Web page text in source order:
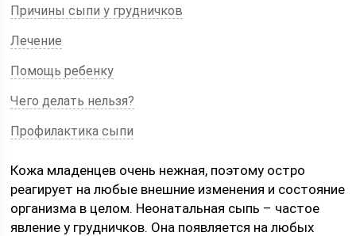
Причины сыпи у грудничков
Лечение
Помощь ребенку
Чего делать нельзя?
Профилактика сыпи
Кожа младенцев очень нежная, поэтому остро
реагирует на любые внешние изменения и состояние
организма в целом. Неонатальная сыпь – частое
явление у грудничков. Она появляется на любых